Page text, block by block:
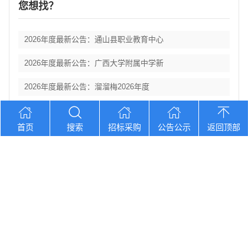
您想找？
2026年度最新公告：通山县职业教育中心
2026年度最新公告：广西大学附属中学新
2026年度最新公告：溜溜梅2026年度
2026年度最新公告：溜溜梅2026年度
2026年度最新公告：山东省日照第三中学
首页 搜索 招标采购 公告公示 返回顶部